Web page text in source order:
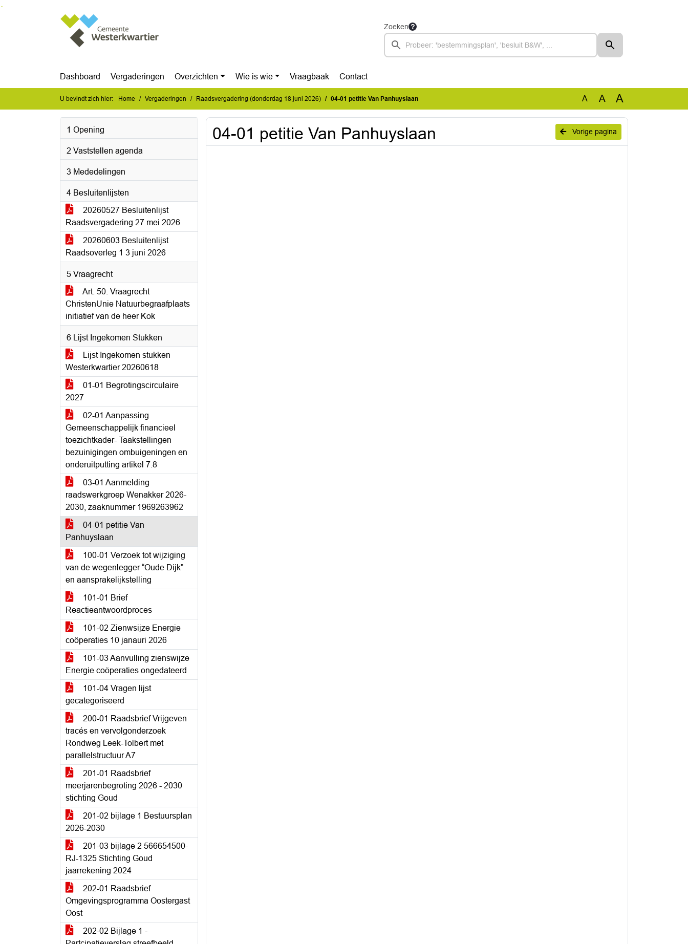
Zoeken
Dashboard Vergaderingen Overzichten Wie is wie Vraagbaak Contact
U bevindt zich hier: Home Vergaderingen Raadsvergadering (donderdag 18 juni 2026) 04-01 petitie Van Panhuyslaan A A A
1 Opening
2 Vaststellen agenda
3 Mededelingen
4 Besluitenlijsten
20260527 Besluitenlijst
Raadsvergadering 27 mei 2026
20260603 Besluitenlijst
Raadsoverleg 1 3 juni 2026
5 Vraagrecht
Art. 50. Vraagrecht
ChristenUnie Natuurbegraafplaats
initiatief van de heer Kok
6 Lijst Ingekomen Stukken
Lijst Ingekomen stukken
Westerkwartier 20260618
01-01 Begrotingscirculaire
2027
02-01 Aanpassing
Gemeenschappelijk financieel
toezichtkader- Taakstellingen
bezuinigingen ombuigeningen en
onderuitputting artikel 7.8
03-01 Aanmelding
raadswerkgroep Wenakker 2026-
2030, zaaknummer 1969263962
04-01 petitie Van
Panhuyslaan
100-01 Verzoek tot wijziging
van de wegenlegger “Oude Dijk”
en aansprakelijkstelling
101-01 Brief
Reactieantwoordproces
101-02 Zienwsijze Energie
coöperaties 10 janauri 2026
101-03 Aanvulling zienswijze
Energie coöperaties ongedateerd
101-04 Vragen lijst
gecategoriseerd
200-01 Raadsbrief Vrijgeven
tracés en vervolgonderzoek
Rondweg Leek-Tolbert met
parallelstructuur A7
201-01 Raadsbrief
meerjarenbegroting 2026 - 2030
stichting Goud
201-02 bijlage 1 Bestuursplan
2026-2030
201-03 bijlage 2 566654500-
RJ-1325 Stichting Goud
jaarrekening 2024
202-01 Raadsbrief
Omgevingsprogramma Oostergast
Oost
202-02 Bijlage 1 -
Vorige pagina
04-01 petitie Van Panhuyslaan